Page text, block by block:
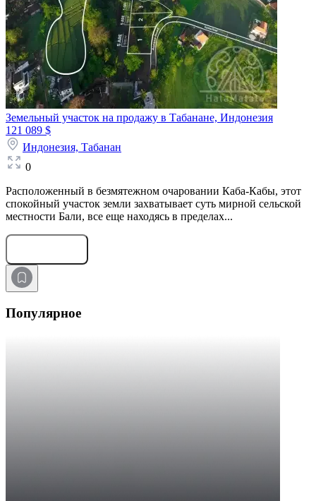
Земельный участок на продажу в Табанане, Индонезия
121 089 $
Индонезия, Табанан
0
Расположенный в безмятежном очаровании Каба-Кабы, этот
спокойный участок земли захватывает суть мирной сельской
местности Бали, все еще находясь в пределах...
Популярное